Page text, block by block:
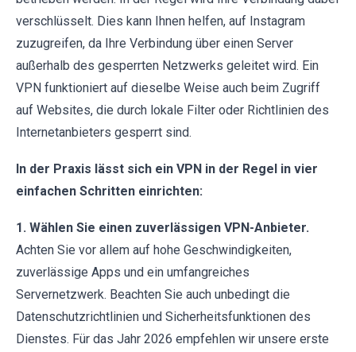
verschlüsselt. Dies kann Ihnen helfen, auf Instagram
zuzugreifen, da Ihre Verbindung über einen Server
außerhalb des gesperrten Netzwerks geleitet wird. Ein
VPN funktioniert auf dieselbe Weise auch beim Zugriff
auf Websites, die durch lokale Filter oder Richtlinien des
Internetanbieters gesperrt sind.
In der Praxis lässt sich ein VPN in der Regel in vier
einfachen Schritten einrichten:
1. Wählen Sie einen zuverlässigen VPN-Anbieter.
Achten Sie vor allem auf hohe Geschwindigkeiten,
zuverlässige Apps und ein umfangreiches
Servernetzwerk. Beachten Sie auch unbedingt die
Datenschutzrichtlinien und Sicherheitsfunktionen des
Dienstes. Für das Jahr 2026 empfehlen wir unsere erste